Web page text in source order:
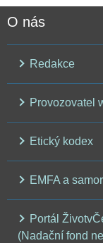
O nás
Redakce
Provozovatel
Etický kodex
EMFA a
Portál
(Nadační fond